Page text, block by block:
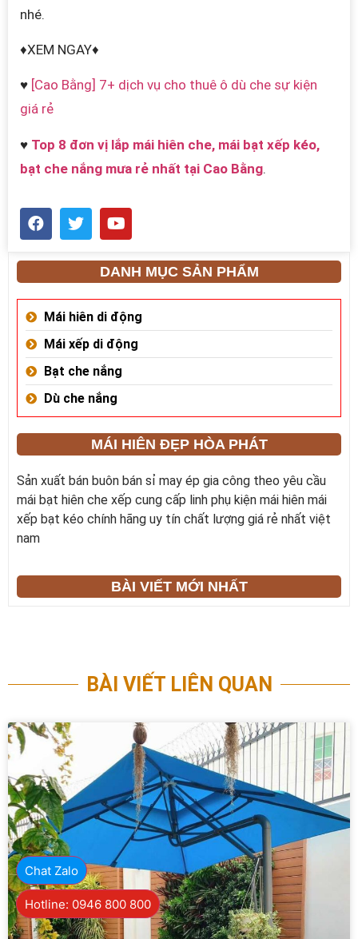
nhé.
♦XEM NGAY♦
♥ [Cao Bằng] 7+ dịch vụ cho thuê ô dù che sự kiện
giá rẻ
♥ Top 8 đơn vị lắp mái hiên che, mái bạt xếp kéo,
bạt che nắng mưa rẻ nhất tại Cao Bằng.
DANH MỤC SẢN PHẨM
Mái hiên di động
Mái xếp di động
Bạt che nắng
Dù che nắng
MÁI HIÊN ĐẸP HÒA PHÁT
Sản xuất bán buôn bán sỉ may ép gia công theo yêu cầu
mái bạt hiên che xếp cung cấp linh phụ kiện mái hiên mái
xếp bạt kéo chính hãng uy tín chất lượng giá rẻ nhất việt
nam
BÀI VIẾT MỚI NHẤT
BÀI VIẾT LIÊN QUAN
Chat Zalo
Hotline: 0946 800 800